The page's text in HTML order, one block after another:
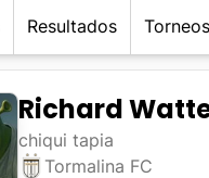
Resultados Torneos
Richard
chiqui tapia
Tormalina FC